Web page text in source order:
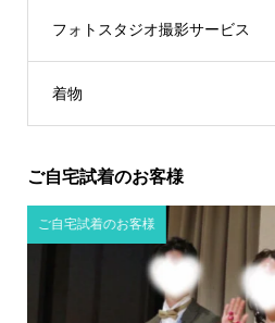
フォトスタジオ撮影サービス
着物
ご自宅試着のお客様
ご自宅試着のお客様